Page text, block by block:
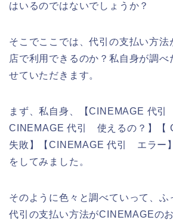
はいるのではないでしょうか？
そこでここでは、代引の支払い方
店で利用できるのか？私自身が調べ
せていただきます。
まず、私自身、【CINEMAGE 代
CINEMAGE 代引 使えるの？】【
失敗】【CINEMAGE 代引 エラー
をしてみました。
そのように色々と調べていって、ふ
代引の支払い方法がCINEMAGEの